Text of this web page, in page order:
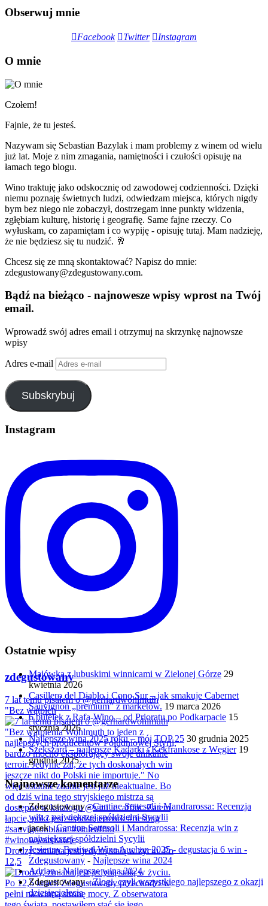
Obserwuj mnie
Facebook Twitter Instagram
O mnie
Czołem!
Fajnie, że tu jesteś.
Nazywam się Sebastian Bazylak i mam problemy z winem od wielu
już lat. Moje z nim zmagania, namiętności i czułości opisuję na
łamach tego blogu.
Wino traktuję jako odskocznię od zawodowej codzienności. Dzięki
niemu poznaję świetnych ludzi, odwiedzam miejsca, których nigdy
bym bez niego nie zobaczył, dostrzegam inne punkty widzenia,
zgłębiam kulturę, historię i geografię. Same fajne rzeczy. Co
wyłuskam, co zapamiętam i co wypiję - opisuję tutaj. Mam nadzieję,
że nie będziesz się tu nudzić. 🥂
Chcesz się ze mną skontaktować? Napisz do mnie:
zdegustowany@zdegustowany.com.
Bądź na bieżąco - najnowesze wpisy wprost na Twój
email.
Wprowadź swój adres email i otrzymuj na skrzynkę najnowsze
wpisy
Adres e-mail
Subskrybuj
Instagram
zdegustowany
7 lat temu pisałem o @gerhardwohlmuth
"Bez wątpien
Drodzy, zmiana jest jedyną stałą w życiu. Po
12,5
Ostatnie wpisy
Majówka z lubuskimi winnicami w Zielonej Górze 29
kwietnia 2026
Casillero del Diablo i Cono Sur – jak smakuje Cabernet
Sauvignon „premium” z marketów. 19 marca 2026
6 butelek z Rafa-Wino – od Prioratu po Podkarpacie 15
stycznia 2026
Najlepsze wina 2025 roku – mój TOP 25 30 grudnia 2025
Szekszárd – najlepsze Kadarki i Kékfrankose z Węgier 19
grudnia 2025
Najnowsze komentarze
Zdegustowany-Cantine Settesoli i Mandrarossa: Recenzja
win z największej spółdzielni Sycylii
jacek-Cantine Settesoli i Mandrarossa: Recenzja win z
największej spółdzielni Sycylii
Jesienny Festiwal Wina Auchan 2025 - degustacja 6 win -
Zdegustowany - Najlepsze wina 2024
Adrian-Najlepsze wina 2024
Zdegustowany-Złogi, czyli wszystkiego najlepszego z okazji
dziesięciolecia